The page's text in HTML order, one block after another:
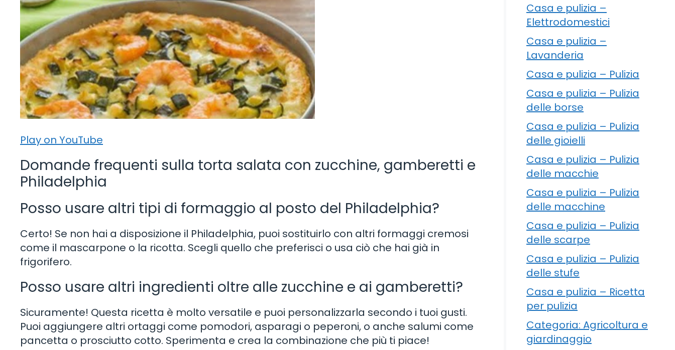
Play on YouTube
Domande frequenti sulla torta salata con zucchine, gamberetti e
Philadelphia
Posso usare altri tipi di formaggio al posto del Philadelphia?
Certo! Se non hai a disposizione il Philadelphia, puoi sostituirlo con altri formaggi cremosi
come il mascarpone o la ricotta. Scegli quello che preferisci o usa ciò che hai già in
frigorifero.
Posso usare altri ingredienti oltre alle zucchine e ai gamberetti?
Sicuramente! Questa ricetta è molto versatile e puoi personalizzarla secondo i tuoi gusti.
Puoi aggiungere altri ortaggi come pomodori, asparagi o peperoni, o anche salumi come
pancetta o prosciutto cotto. Sperimenta e crea la combinazione che più ti piace!
Casa e pulizia –
Elettrodomestici
Casa e pulizia –
Lavanderia
Casa e pulizia – Pulizia
Casa e pulizia – Pulizia
delle borse
Casa e pulizia – Pulizia
delle gioielli
Casa e pulizia – Pulizia
delle macchie
Casa e pulizia – Pulizia
delle macchine
Casa e pulizia – Pulizia
delle scarpe
Casa e pulizia – Pulizia
delle stufe
Casa e pulizia – Ricetta
per pulizia
Categoria: Agricoltura e
giardinaggio